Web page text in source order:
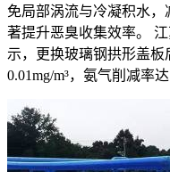
免局部涡流与冷凝积水
著提升恶臭收集效率。
示，更换玻璃钢拱形盖板
0.01mg/m³，氨气削减率